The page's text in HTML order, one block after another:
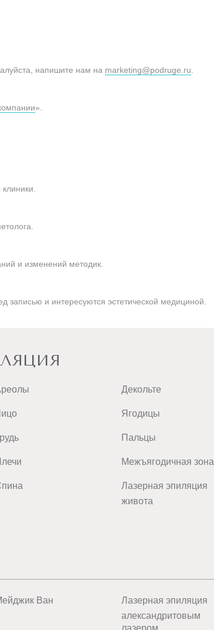
напишите нам на marketing@podruge.ru
».
и изменений методик.
записью и интересуются эстетической медициной.
Декольте
Ягодицы
Пальцы
Межъягодичная зона
Лазерная эпиляция
живота
Ван
Лазерная эпиляция
александритовым
лазером